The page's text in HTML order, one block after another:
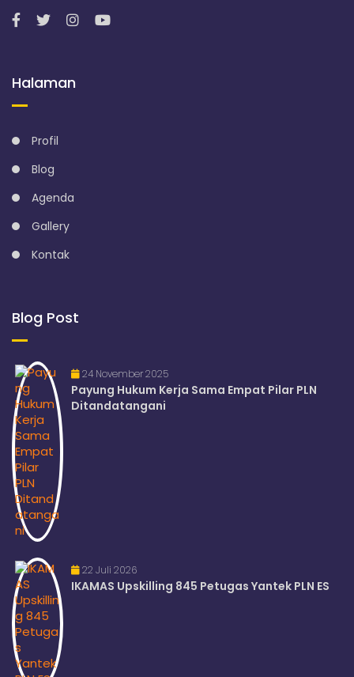
Halaman
Profil
Blog
Agenda
Gallery
Kontak
Blog Post
24 November 2025
Payung Hukum Kerja Sama Empat Pilar PLN
Ditandatangani
22 Juli 2026
IKAMAS Upskilling 845 Petugas Yantek PLN ES